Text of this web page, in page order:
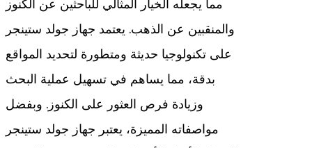
مما يجعله الخيار المثالي للباحثين عن الكنوز
والمنقبين عن الذهب. يعتمد جهاز جولد ستينجر
على تكنولوجيا حديثة ومتطورة لتحديد المواقع
بدقة، مما يساهم في تسهيل عملية البحث
وزيادة فرص العثور على الكنوز. وبفضل
مواصفاته المميزة، يعتبر جهاز جولد ستينجر